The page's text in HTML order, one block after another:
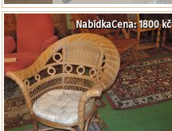
NabídkaCena: 1800 kč